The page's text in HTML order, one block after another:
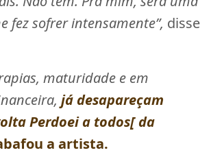
fez sofrer intensamente”, disse
maturidade e em
já desapareçam
Perdoei a todos[ da
a artista.